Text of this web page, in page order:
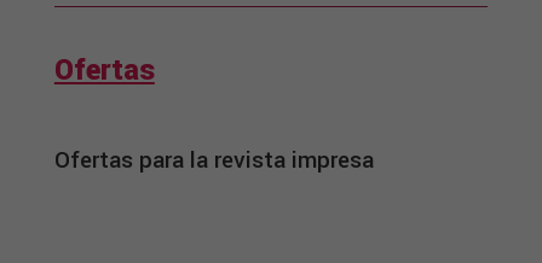
Ofertas
Ofertas para la revista impresa